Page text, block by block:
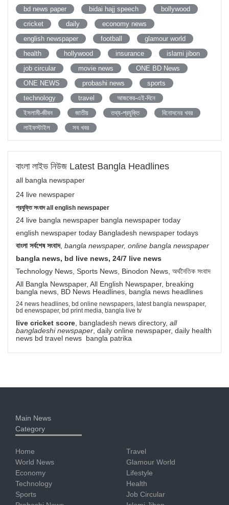
bd news paper
bidai hajj speech
bollywood
cricket
daily
economy news
english newspaper
football
glamour world
health
hollywood insurance
islami jibon
job circular
movie news
ONE BD News
ONE NEWS
probashi news
sports
technology
travel
আজকের-এই-দিনে
ইসলামী-জীবন
জাতীয় তথ্য-প্রযুক্তি
বিনোদনের খবর
লাইফস্টাইল
সব খবর
বাংলা লাইভ নিউজ Latest Bangla Headlines
all bangla newspaper
24 live newspaper
প্রযুক্তি সংবাদ all english newspaper
24 live bangla newspaper bangla newspaper today
english newspaper today Bangladesh newspaper todays
বাংলা সর্বশেষ সংবাদ, bangla newspaper, online bangla newspaper
bangla news, bd live news, 24/7 live news
Technology News, Sports News, Binodon News, অর্থনৈতিক সংবাদ
All Bangla Newspaper, All English Newspaper, breaking
bangla news, BD News Headlines, bangla news headlines
24 news headlines, bd online newspapers, latest bangla newspaper,
bd enewspaper, bd print media, bangla live tv
live cricket score , bangladesh news directory, all
bangladeshi newspaper , daily online newspaper, daily health
news bd travel news bangla patrika
Main News
Category
Home
World News
Economy
Technology
Sports
Travel
Glamour World
Lifestyle
Health
Job Circular